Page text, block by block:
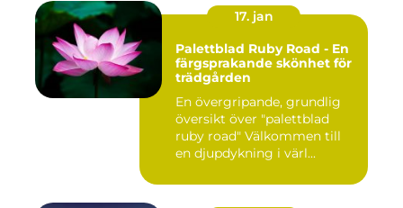
17. jan
Palettblad Ruby Road - En
färgsprakande skönhet för
trädgården
En övergripande, grundlig
översikt över "palettblad
ruby road" Välkommen till
en djupdykning i värl...